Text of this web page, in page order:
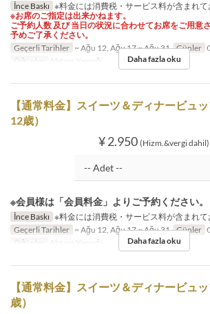
İnce Baskı ※料金には消費税・サービス料が含まれて
※お席のご指定は出来かねます。
ご予約人数 及び 当日の状況に合わせてお席をご用意
予めご了承ください。
Geçerli Tarihler ~ Ağu 12, Ağu 17 ~ Ağu 31 Günler
Öğünler
Akşam Yemeği Daha fazla oku
【通常料金】スイーツ＆ディナービュ
12歳）
¥ 2.950 (Hizm.&vergi dahil)
※会員様は「会員料金」よりご予約ください。
İnce Baskı ※料金には消費税・サービス料が含まれて
Geçerli Tarihler ~ Ağu 12, Ağu 17 ~ Ağu 31 Günler
Öğünler
Akşam Yemeği Daha fazla oku
【通常料金】スイーツ＆ディナービュ
歳）